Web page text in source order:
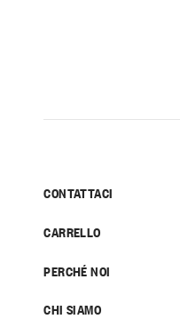
CONTATTACI
CARRELLO
PERCHÉ NOI
CHI SIAMO